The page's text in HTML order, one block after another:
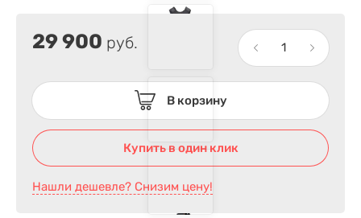
29 900 руб.
В корзину
Купить в один клик
Нашли дешевле? Снизим цену!